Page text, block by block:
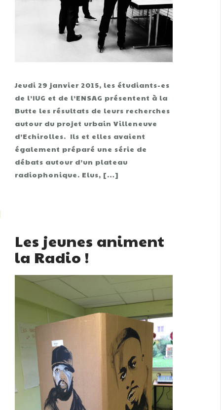
Jeudi 29 janvier 2015, les étudiants-es
de l’IUG et de l’ENSAG présentent à la
Butte les résultats de leurs recherches
autour du projet urbain Villeneuve
d’Echirolles. Ils et elles avaient
également préparé une série de
débats autour d’un plateau
radiophonique. Elus, […]
Les jeunes animent
la Radio !